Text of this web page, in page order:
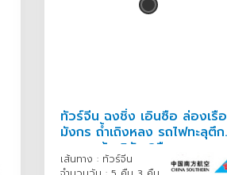
ทัวร์จีน ฉงชิ่ง เอินซือ ล่องเรือ
มังกร ถ้ำเถิงหลง รถไฟทะลุตึก
หงหยาต้ง 5วัน 3คืน
เส้นทาง : ทัวร์จีน